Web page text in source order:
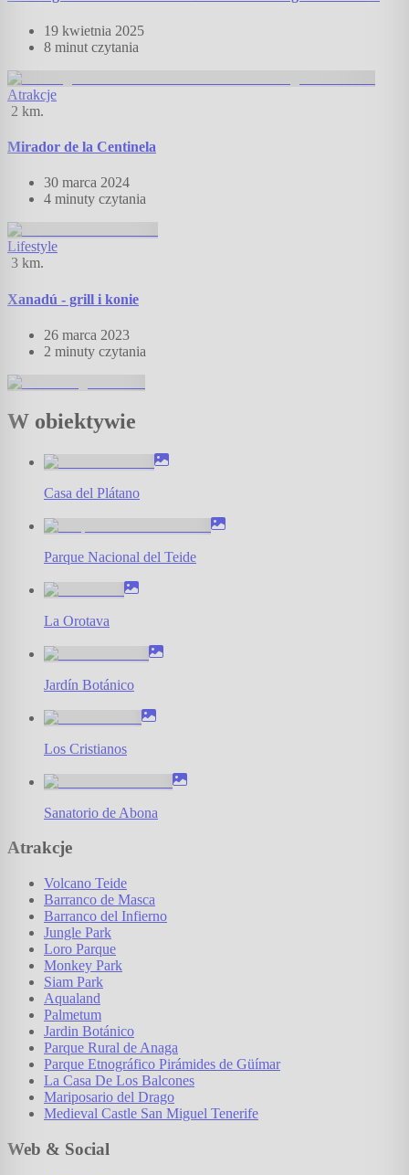
19 kwietnia 2025
8 minut czytania
Atrakcje
2 km.
Mirador de la Centinela
30 marca 2024
4 minuty czytania
Lifestyle
3 km.
Xanadú - grill i konie
26 marca 2023
2 minuty czytania
W obiektywie
Casa del Plátano
Parque Nacional del Teide
La Orotava
Jardín Botánico
Los Cristianos
Sanatorio de Abona
Atrakcje
Volcano Teide
Barranco de Masca
Barranco del Infierno
Jungle Park
Loro Parque
Monkey Park
Siam Park
Aqualand
Palmetum
Jardin Botánico
Parque Rural de Anaga
Parque Etnográfico Pirámides de Güímar
La Casa De Los Balcones
Mariposario del Drago
Medieval Castle San Miguel Tenerife
Web & Social